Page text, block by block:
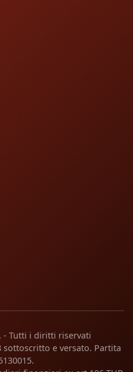
- Tutti i diritti riservati
sottoscritto e versato. Partita